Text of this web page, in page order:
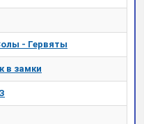
- Гервяты
в замки